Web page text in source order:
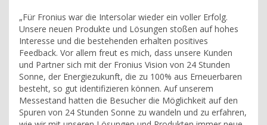
„Für Fronius war die Intersolar wieder ein voller Erfolg.
Unsere neuen Produkte und Lösungen stoßen auf hohes
Interesse und die bestehenden erhalten positives
Feedback. Vor allem freut es mich, dass unsere Kunden
und Partner sich mit der Fronius Vision von 24 Stunden
Sonne, der Energiezukunft, die zu 100% aus Erneuerbaren
besteht, so gut identifizieren können. Auf unserem
Messestand hatten die Besucher die Möglichkeit auf den
Spuren von 24 Stunden Sonne zu wandeln und zu erfahren,